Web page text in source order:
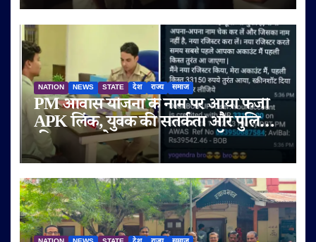
NATION NEWS STATE देश राज्य समाज
PM आवास योजना के नाम पर आया फर्जी
APK लिंक, युवक की सतर्कता और पुलिस
की तत्परता से टला बड़ा साइबर फ्रॉड